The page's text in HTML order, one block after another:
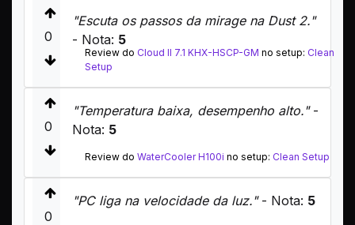
0
"Escuta os passos da mirage na Dust 2."
- Nota: 5
Review do Cloud II 7.1 KHX-HSCP-GM no setup: Clean
Setup
0
"Temperatura baixa, desempenho alto."-
Nota: 5
Review do WaterCooler H100i no setup: Clean Setup
0
"PC liga na velocidade da luz."- Nota: 5